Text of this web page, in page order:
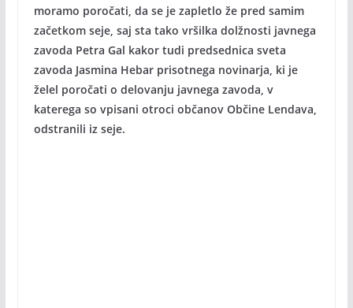
moramo poročati, da se je zapletlo že pred samim
začetkom seje, saj sta tako vršilka dolžnosti javnega
zavoda Petra Gal kakor tudi predsednica sveta
zavoda Jasmina Hebar prisotnega novinarja, ki je
želel poročati o delovanju javnega zavoda, v
katerega so vpisani otroci občanov Občine Lendava,
odstranili iz seje.